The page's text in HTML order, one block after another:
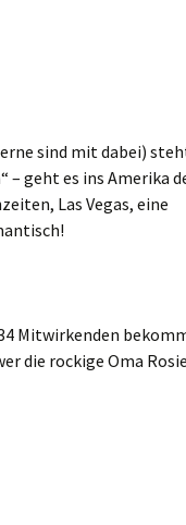
sind mit dabei)
– geht es ins Amerika
Las Vegas, eine
Mitwirkenden
die rockige Oma